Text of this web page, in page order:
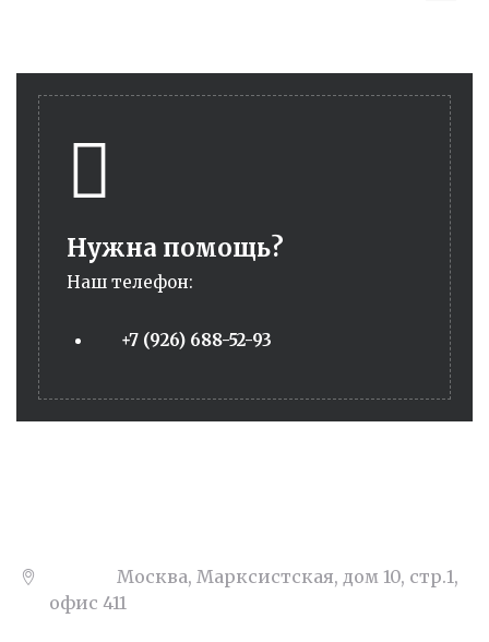
Нужна помощь?
Наш телефон:
+7 (926) 688-52-93
Москва, Марксистская, дом 10, стр.1,
офис 411